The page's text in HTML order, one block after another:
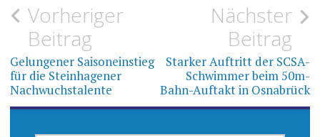
Beitragsnavigation
Vorheriger
Beitrag
Gelungener Saisoneinstieg
für die Steinhagener
Nachwuchstalente
Nächster
Beitrag
Starker Auftritt der SCSA-
Schwimmer beim 50m-
Bahn-Auftakt in Osnabrück